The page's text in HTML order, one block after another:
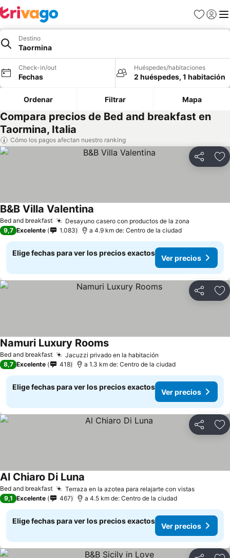
Favoritos
Iniciar
Destino
Taormina
Check-in/out
Fechas
Huéspedes/habitaciones
2 huéspedes, 1 habitación
Ordenar Filtrar Mapa
Compara precios de Bed and breakfast en
Taormina, Italia
Cómo los pagos afectan nuestro ranking
Compartir
Bed and breakfast Desayuno casero con productos de la zona
B&B Villa Valentina
9,7 Excelente 1.083 a 4.9 km de: Centro de la ciudad
Elige fechas para ver los precios exactos
Ver precios
Compartir
Bed and breakfast Jacuzzi privado en la habitación
Namuri Luxury Rooms
8,7 Excelente 418 a 1.3 km de: Centro de la ciudad
Elige fechas para ver los precios exactos
Ver precios
Compartir
Bed and breakfast Terraza en la azotea para relajarte con vistas
Al Chiaro Di Luna
9,1 Excelente 467 a 4.5 km de: Centro de la ciudad
Elige fechas para ver los precios exactos
Ver precios